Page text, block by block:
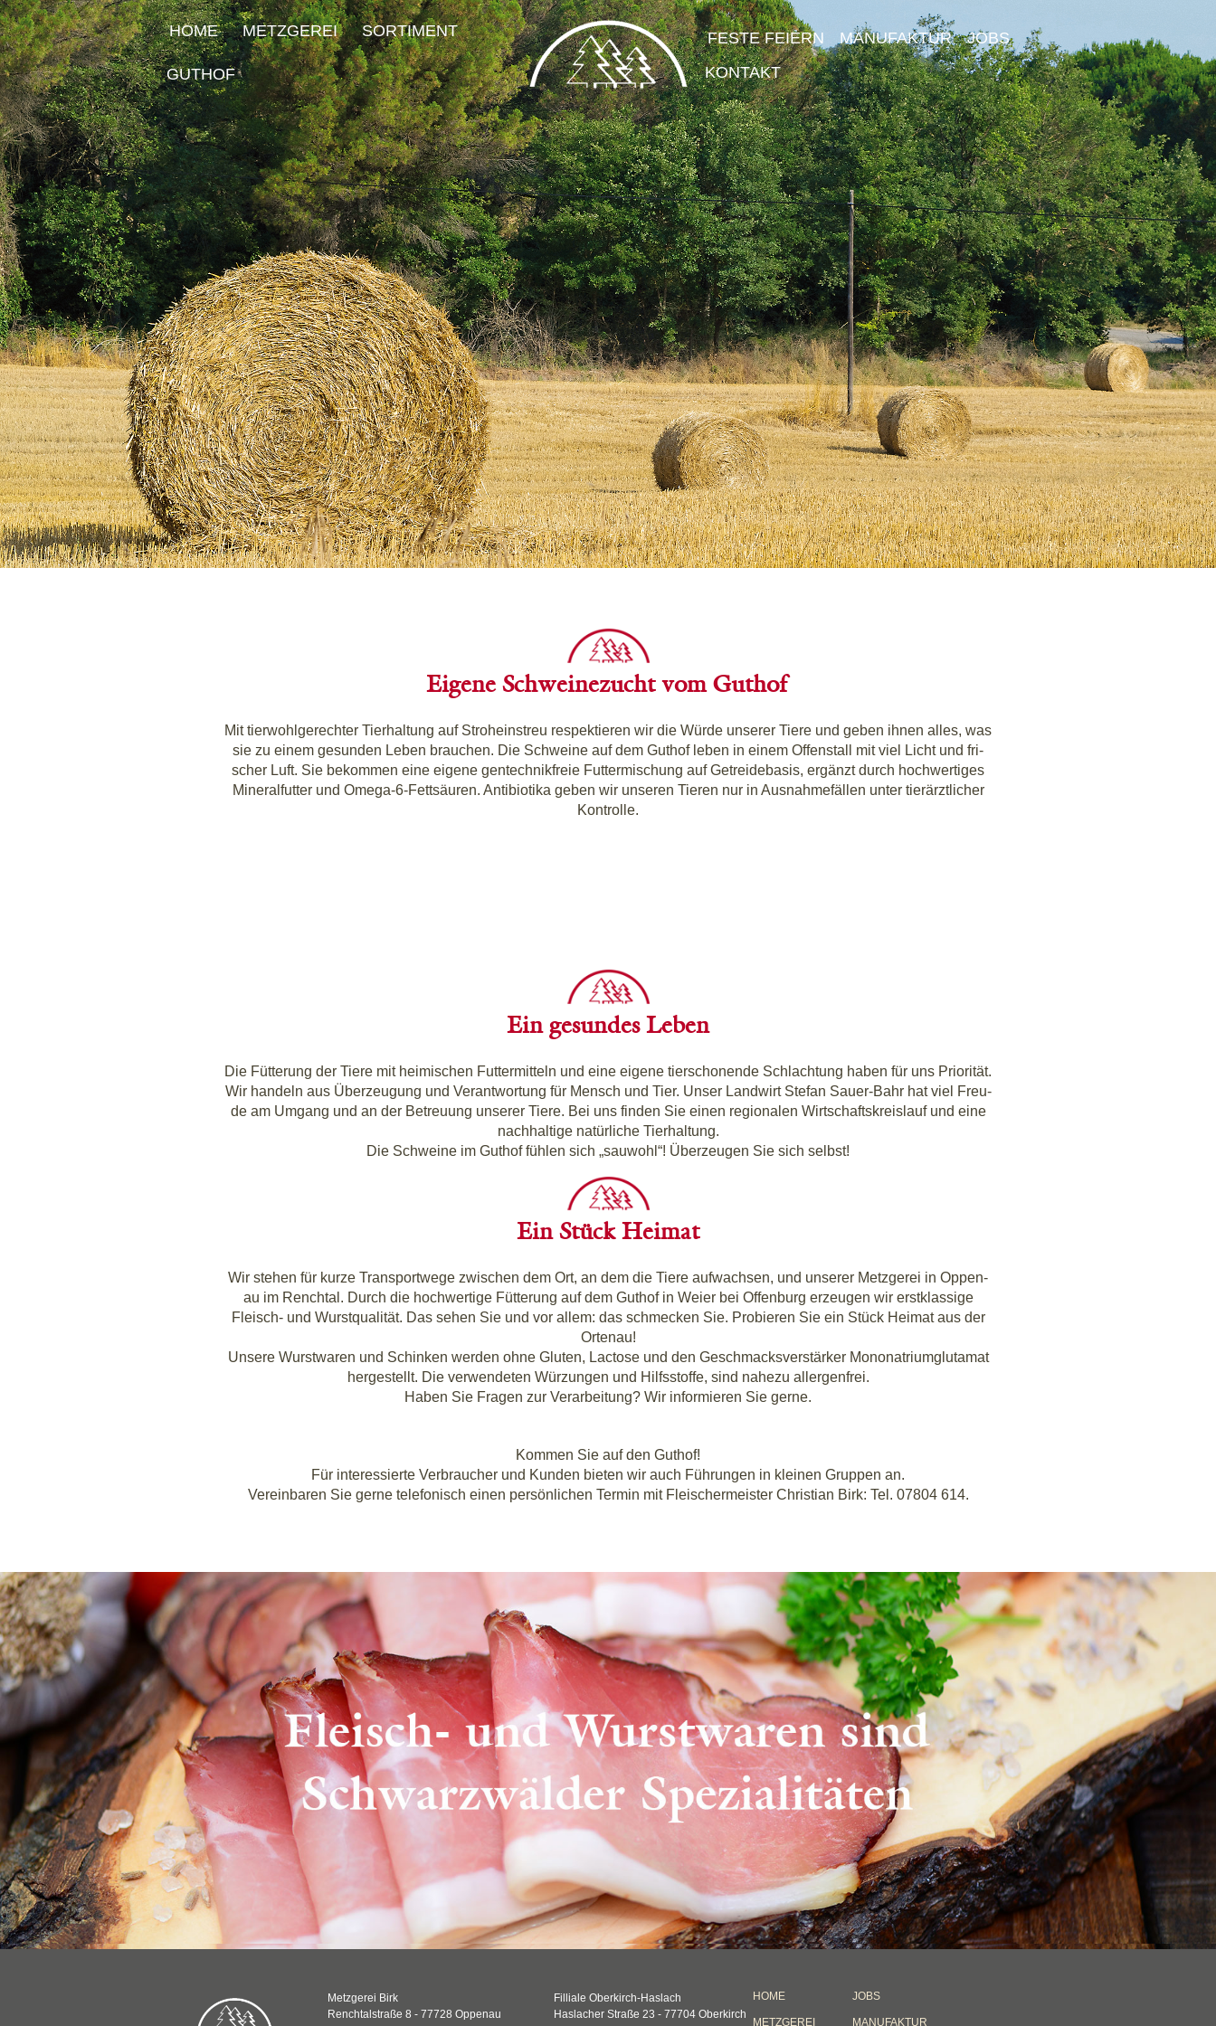
HOME METZGEREI SORTIMENT
GUTHOF
FESTE FEIERN MANUFAKTUR
JOBS
KONTAKT
Eigene Schweinezucht vom Guthof
Mit tier­wohl­ge­rech­ter Tier­hal­tung auf Stroh­ein­streu respek­tie­ren wir die Wür­de unse­rer Tie­re und geben ihnen alles, was
sie zu einem gesun­den Leben brau­chen. Die Schwei­ne auf dem Gut­hof leben in einem Offen­stall mit viel Licht und fri­
scher Luft. Sie bekom­men eine eige­ne gen­tech­nik­freie Fut­ter­mi­schung auf Getrei­de­ba­sis, ergänzt durch hoch­wer­ti­ges
Mine­ral­fut­ter und Ome­ga-6-Fett­säu­ren. Anti­bio­ti­ka geben wir unse­ren Tie­ren nur in Aus­nah­me­fäl­len unter tier­ärzt­li­cher
Kontrolle.
Ein gesundes Leben
Die Füt­te­rung der Tie­re mit hei­mi­schen Fut­ter­mit­teln und eine eige­ne tier­scho­nen­de Schlach­tung haben für uns Prio­ri­tät.
Wir han­deln aus Über­zeu­gung und Ver­ant­wor­tung für Mensch und Tier. Unser Land­wirt Ste­fan Sau­er-Bahr hat viel Freu­
de am Umgang und an der Betreu­ung unse­rer Tie­re. Bei uns fin­den Sie einen regio­na­len Wirt­schafts­kreis­lauf und eine
nach­hal­ti­ge natür­li­che Tierhaltung.
Die Schwei­ne im Gut­hof füh­len sich „sau­wohl“! Über­zeu­gen Sie sich selbst!
Ein Stück Heimat
Wir ste­hen für kur­ze Trans­port­we­ge zwi­schen dem Ort, an dem die Tie­re auf­wach­sen, und unse­rer Metz­ge­rei in Oppen­
au im Rench­tal. Durch die hoch­wer­ti­ge Füt­te­rung auf dem Gut­hof in Wei­er bei Offen­burg erzeu­gen wir erst­klas­si­ge
Fleisch- und Wurst­qua­li­tät. Das sehen Sie und vor allem: das schme­cken Sie. Pro­bie­ren Sie ein Stück Hei­mat aus der
Ortenau!
Unse­re Wurst­wa­ren und Schin­ken wer­den ohne Glu­ten, Lac­to­se und den Geschmacks­ver­stär­ker Mono­na­tri­um­glut­amat
her­ge­stellt. Die ver­wen­de­ten Wür­zun­gen und Hilfs­stof­fe, sind nahe­zu allergenfrei.
Haben Sie Fra­gen zur Ver­ar­bei­tung? Wir infor­mie­ren Sie gerne.
Kom­men Sie auf den Guthof!
Für inter­es­sier­te Ver­brau­cher und Kun­den bie­ten wir auch Füh­run­gen in klei­nen Grup­pen an.
Ver­ein­ba­ren Sie ger­ne tele­fo­nisch einen per­sön­li­chen Ter­min mit Flei­scher­meis­ter Chris­ti­an Birk: Tel. 07804 614.
Metzgerei Birk
Renchtalstraße 8 - 77728 Oppenau
Filliale Oberkirch-Haslach
Haslacher Straße 23 - 77704 Oberkirch
HOME
METZGEREI
JOBS
MANUFAKTUR